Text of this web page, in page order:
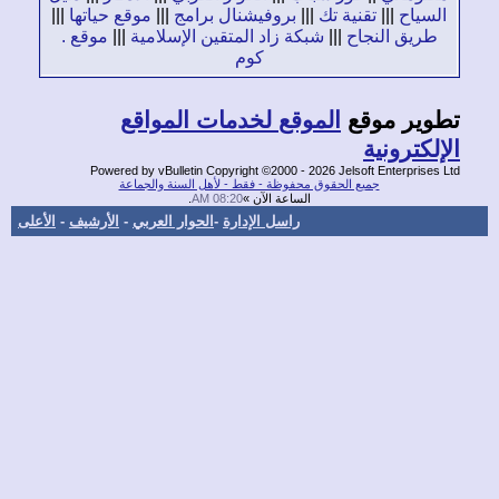
|||تقنية تك |||بروفيشنال برامج||| موقع حياتها|||
طريق النجاح||| شبكة زاد المتقين الإسلامية |||موقع .
موقع الموقع لخدمات المواقع
Powered by vBulletin Copyright ©2000 - 2026 Jelsoft
جميع الحقوق محفوظة - فقط - لأهل السنة والجماعة
الساعة الآن »08:20 AM
راسل الإدارة-الحوار العربي- الأرشيف - الأعلى